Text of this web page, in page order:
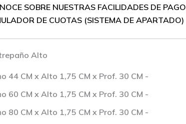
SOBRE NUESTRAS FACILIDADES DE PAGO
DE CUOTAS (SISTEMA DE APARTADO)
Alto
44 CM x Alto 1,75 CM x Prof. 30 CM -
60 CM x Alto 1,75 CM x Prof. 30 CM -
80 CM x Alto 1,75 CM x Prof. 30 CM -